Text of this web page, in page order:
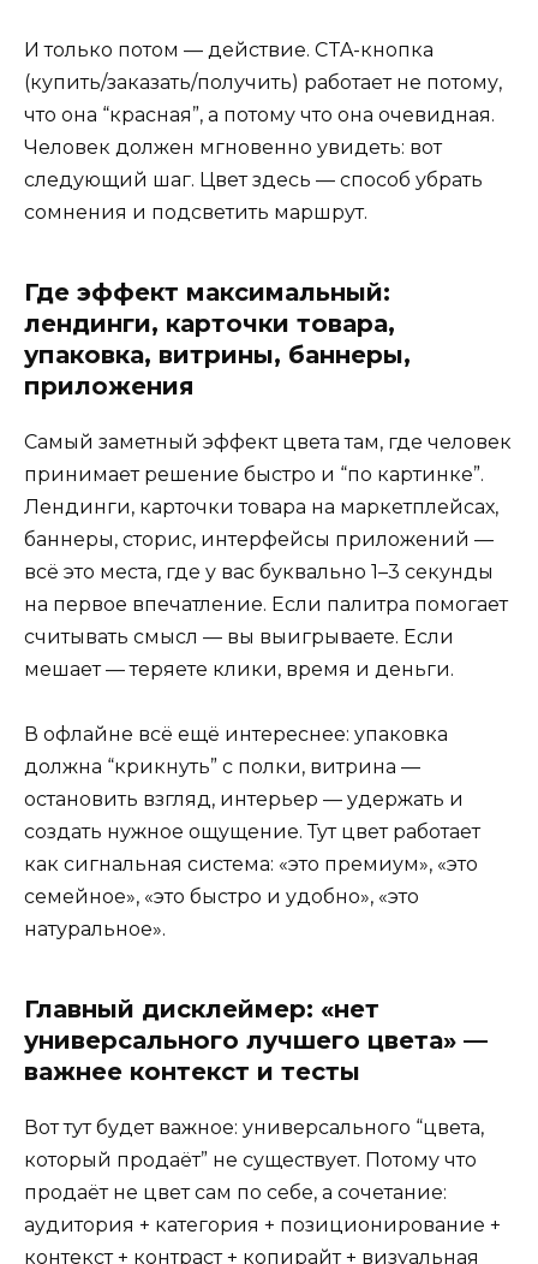
И только потом — действие. CTA-кнопка
(купить/заказать/получить) работает не потому,
что она “красная”, а потому что она очевидная.
Человек должен мгновенно увидеть: вот
следующий шаг. Цвет здесь — способ убрать
сомнения и подсветить маршрут.
Где эффект максимальный:
лендинги, карточки товара,
упаковка, витрины, баннеры,
приложения
Самый заметный эффект цвета там, где человек
принимает решение быстро и “по картинке”.
Лендинги, карточки товара на маркетплейсах,
баннеры, сторис, интерфейсы приложений —
всё это места, где у вас буквально 1–3 секунды
на первое впечатление. Если палитра помогает
считывать смысл — вы выигрываете. Если
мешает — теряете клики, время и деньги.
В офлайне всё ещё интереснее: упаковка
должна “крикнуть” с полки, витрина —
остановить взгляд, интерьер — удержать и
создать нужное ощущение. Тут цвет работает
как сигнальная система: «это премиум», «это
семейное», «это быстро и удобно», «это
натуральное».
Главный дисклеймер: «нет
универсального лучшего цвета» —
важнее контекст и тесты
Вот тут будет важное: универсального “цвета,
который продаёт” не существует. Потому что
продаёт не цвет сам по себе, а сочетание:
аудитория + категория + позиционирование +
контекст + контраст + копирайт + визуальная